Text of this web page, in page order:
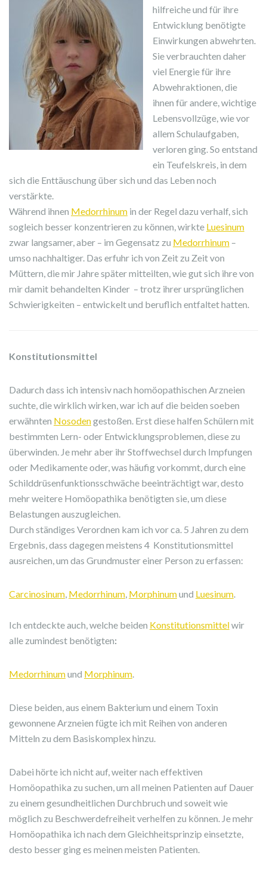
hilfreiche und für ihre
Entwicklung benötigte
Einwirkungen abwehrten.
Sie verbrauchten daher
viel Energie für ihre
Abwehraktionen, die
ihnen für andere, wichtige
Lebensvollzüge, wie vor
allem Schulaufgaben,
verloren ging. So entstand
ein Teufelskreis, in dem
sich die Enttäuschung über sich und das Leben noch
verstärkte.
Während ihnen Medorrhinum in der Regel dazu verhalf, sich
sogleich besser konzentrieren zu können, wirkte Luesinum
zwar langsamer, aber – im Gegensatz zu Medorrhinum –
umso nachhaltiger. Das erfuhr ich von Zeit zu Zeit von
Müttern, die mir Jahre später mitteilten, wie gut sich ihre von
mir damit behandelten Kinder – trotz ihrer ursprünglichen
Schwierigkeiten – entwickelt und beruflich entfaltet hatten.
Konstitutionsmittel
Dadurch dass ich intensiv nach homöopathischen Arzneien
suchte, die wirklich wirken, war ich auf die beiden soeben
erwähnten Nosodengestoßen. Erst diese halfen Schülern mit
bestimmten Lern- oder Entwicklungsproblemen, diese zu
überwinden. Je mehr aber ihr Stoffwechsel durch Impfungen
oder Medikamente oder, was häufig vorkommt, durch eine
Schilddrüsenfunktionsschwäche beeinträchtigt war, desto
mehr weitere Homöopathika benötigten sie, um diese
Belastungen auszugleichen.
Durch ständiges Verordnen kam ich vor ca. 5 Jahren zu dem
Ergebnis, dass dagegen meistens 4 Konstitutionsmittel
ausreichen, um das Grundmuster einer Person zu erfassen:
Carcinosinum, Medorrhinum, Morphinumund Luesinum.
Ich entdeckte auch, welche beiden Konstitutionsmittelwir
alle zumindest benötigten:
Medorrhinumund Morphinum.
Diese beiden, aus einem Bakterium und einem Toxin
gewonnene Arzneien fügte ich mit Reihen von anderen
Mitteln zu dem Basiskomplex hinzu.
Dabei hörte ich nicht auf, weiter nach effektiven
Homöopathika zu suchen, um all meinen Patienten auf Dauer
zu einem gesundheitlichen Durchbruch und soweit wie
möglich zu Beschwerdefreiheit verhelfen zu können. Je mehr
Homöopathika ich nach dem Gleichheitsprinzip einsetzte,
desto besser ging es meinen meisten Patienten.